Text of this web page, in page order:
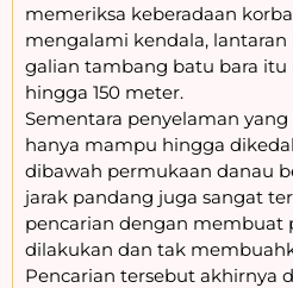
memeriksa keberadaan
mengalami kendala, lantaran
galian tambang batu bara
hingga 150 meter.
Sementara penyelaman
hanya mampu hingga
dibawah permukaan danau
jarak pandang juga sangat
pencarian dengan membuat
dilakukan dan tak
Pencarian tersebut akhirnya